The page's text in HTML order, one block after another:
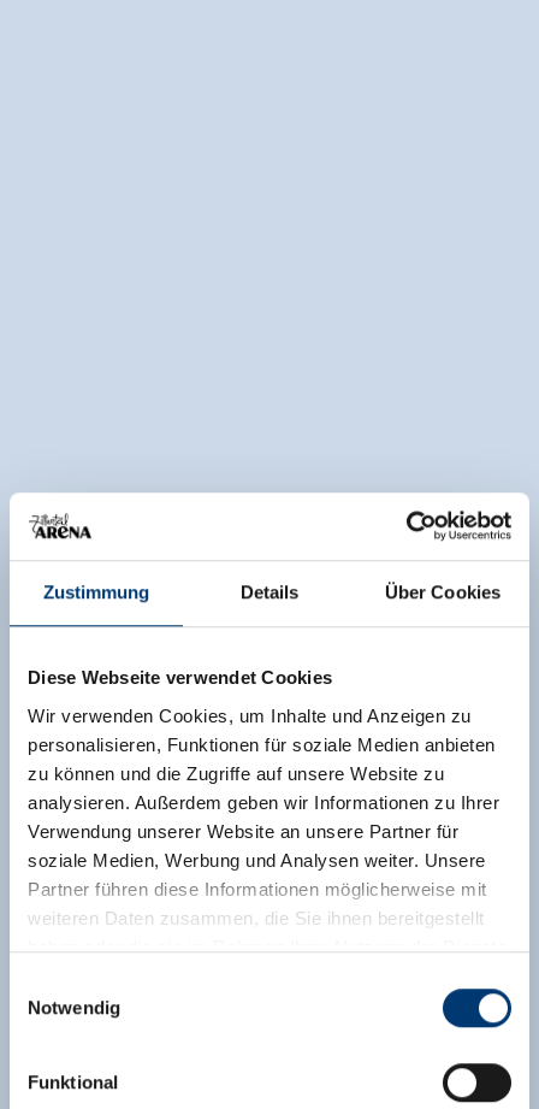
Zustimmung Details Über Cookies
Diese Webseite verwendet Cookies
Wir verwenden Cookies, um Inhalte und Anzeigen zu
personalisieren, Funktionen für soziale Medien anbieten
zu können und die Zugriffe auf unsere Website zu
analysieren. Außerdem geben wir Informationen zu Ihrer
Verwendung unserer Website an unsere Partner für
soziale Medien, Werbung und Analysen weiter. Unsere
Partner führen diese Informationen möglicherweise mit
weiteren Daten zusammen, die Sie ihnen bereitgestellt
haben oder die sie im Rahmen Ihrer Nutzung der Dienste
Rohr 23// A-6280 Zell am Ziller
Notwendig
Funktional